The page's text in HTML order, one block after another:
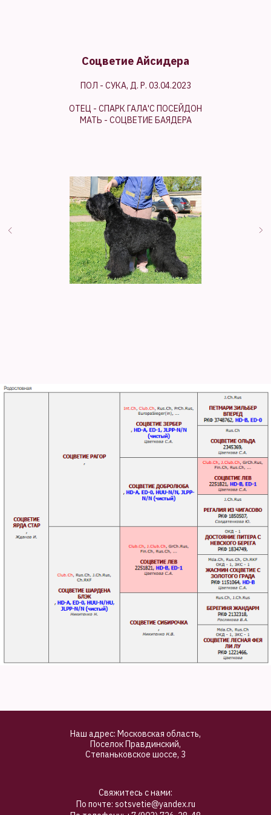
Соцветие Айсидера
ПОЛ - СУКА, Д. Р. 03.04.2023
ОТЕЦ - СПАРК ГАЛА'С ПОСЕЙДОН
МАТЬ - СОЦВЕТИЕ БАЯДЕРА
Наш адрес: Московская область,
Поселок Правдинский,
Степаньковское шоссе, 3
Свяжитесь с нами:
По почте: sotsvetie@yandex.ru